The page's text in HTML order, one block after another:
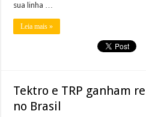
sua linha …
Leia mais »
Tektro e TRP ganham
no Brasil